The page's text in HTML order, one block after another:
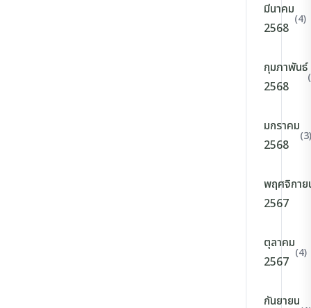
มีนาคม
2568
(4)
กุมภาพันธ์
2568
มกราคม
2568
(3)
พฤศจิกาย
2567
ตุลาคม
2567
(4)
กันยายน